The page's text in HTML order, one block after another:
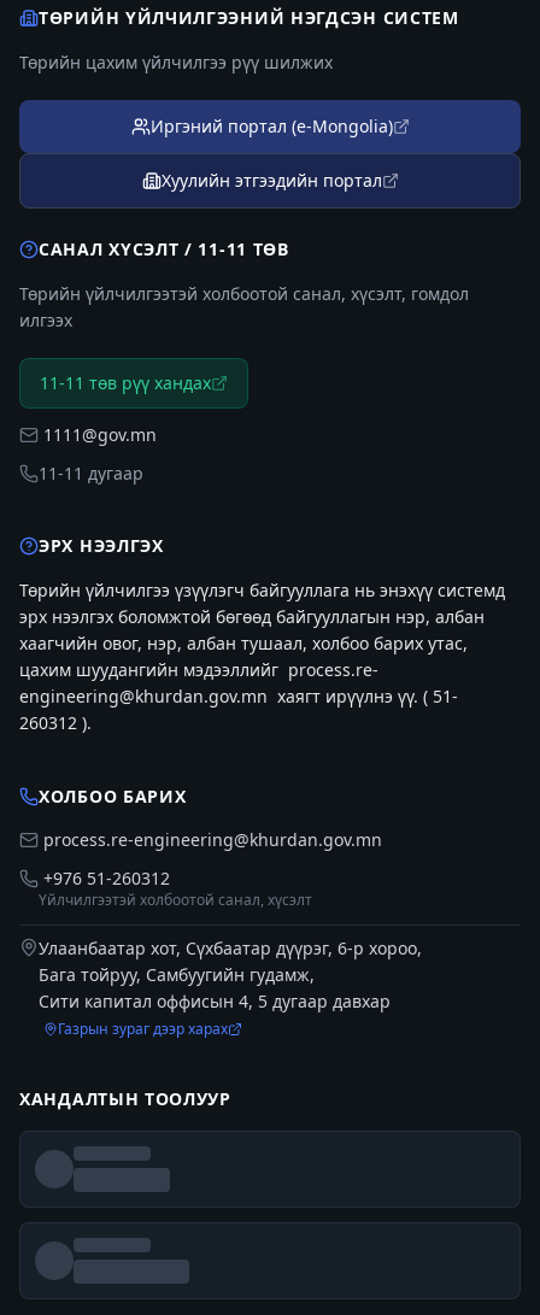
ТӨРИЙН ҮЙЛЧИЛГЭЭНИЙ НЭГДСЭН СИСТЕМ
Төрийн цахим үйлчилгээ рүү шилжих
Иргэний портал (e-Mongolia)
Хуулийн этгээдийн портал
САНАЛ ХҮСЭЛТ / 11-11 ТӨВ
Төрийн үйлчилгээтэй холбоотой санал, хүсэлт, гомдол
илгээх
11-11 төв рүү хандах
1111@gov.mn
11-11 дугаар
ЭРХ НЭЭЛГЭХ
Төрийн үйлчилгээ үзүүлэгч байгууллага нь энэхүү системд
эрх нээлгэх боломжтой бөгөөд байгууллагын нэр, албан
хаагчийн овог, нэр, албан тушаал, холбоо барих утас,
цахим шуудангийн мэдээллийг process.re-
engineering@khurdan.gov.mn хаягт ирүүлнэ үү. ( 51-
260312 ).
ХОЛБОО БАРИХ
process.re-engineering@khurdan.gov.mn
+976 51-260312
Үйлчилгээтэй холбоотой санал, хүсэлт
Улаанбаатар хот, Сүхбаатар дүүрэг, 6-р хороо,
Бага тойруу, Самбуугийн гудамж,
Сити капитал оффисын 4, 5 дугаар давхар
Газрын зураг дээр харах
ХАНДАЛТЫН ТООЛУУР